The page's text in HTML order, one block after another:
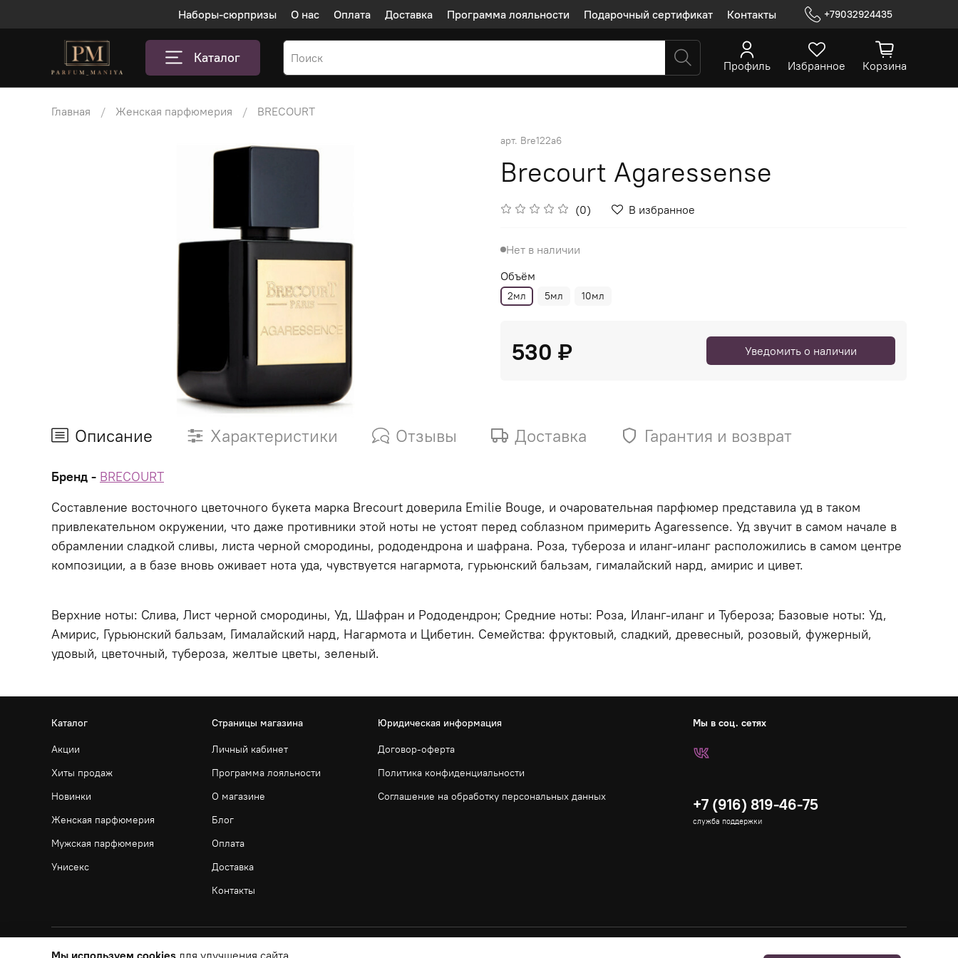
Наборы-сюрпризы О нас Оплата Доставка Программа лояльности Подарочный сертификат Контакты +79032924435
Каталог Профиль Избранное Корзина
Главная Женская парфюмерия BRECOURT
арт. Bre122a6
Brecourt Agaressense
(0) В избранное
Нет в наличии
Объём
2мл 5мл 10мл
530 ₽ Уведомить о наличии
Описание Характеристики Отзывы Доставка Гарантия и возврат
Бренд - BRECOURT
Составление восточного цветочного букета марка Brecourt доверила Emilie Bouge, и очаровательная парфюмер представила уд в таком
привлекательном окружении, что даже противники этой ноты не устоят перед соблазном примерить Agaressence. Уд звучит в самом начале в
обрамлении сладкой сливы, листа черной смородины, рододендрона и шафрана. Роза, тубероза и иланг-иланг расположились в самом центре
композиции, а в базе вновь оживает нота уда, чувствуется нагармота, гурьюнский бальзам, гималайский нард, амирис и цивет.
Верхние ноты: Слива, Лист черной смородины, Уд, Шафран и Рододендрон; Средние ноты: Роза, Иланг-иланг и Тубероза; Базовые ноты: Уд,
Амирис, Гурьюнский бальзам, Гималайский нард, Нагармота и Цибетин. Семейства: фруктовый, сладкий, древесный, розовый, фужерный,
удовый, цветочный, тубероза, желтые цветы, зеленый.
Каталог
Акции
Хиты продаж
Новинки
Женская парфюмерия
Мужская парфюмерия
Унисекс
Страницы магазина
Личный кабинет
Программа лояльности
О магазине
Блог
Оплата
Доставка
Контакты
Юридическая информация
Договор-оферта
Политика конфиденциальности
Соглашение на обработку персональных данных
Мы в соц. сетях
+7 (916) 819-46-75
служба поддержки